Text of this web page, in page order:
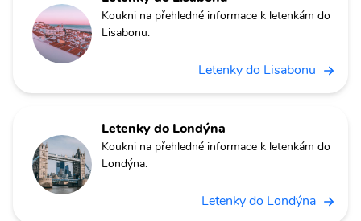
Koukni na přehledné informace k letenkám do
Lisabonu.
Letenky do Lisabonu
Letenky do Londýna
Koukni na přehledné informace k letenkám do
Londýna.
Letenky do Londýna